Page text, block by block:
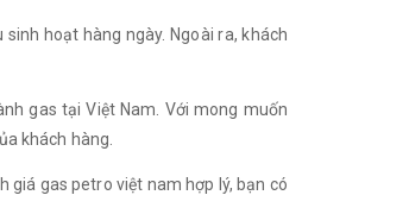
hoạt hàng ngày. Ngoài ra, khách
gas tại Việt Nam. Với mong muốn
khách hàng.
gas petro việt nam hợp lý, bạn có